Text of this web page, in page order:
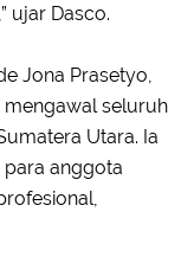
ujar Dasco.
Jona Prasetyo,
mengawal seluruh
Utara. Ia
para anggota